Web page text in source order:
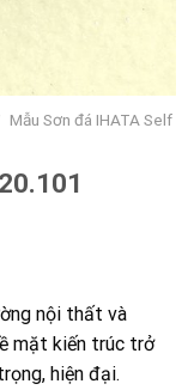
Mẫu Sơn đá IHATA Self
nội thất và
mặt kiến trúc trở
hiện đại.